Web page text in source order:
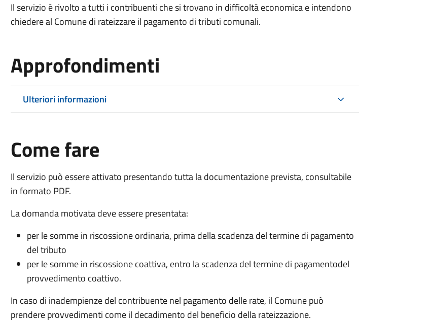
Il servizio è rivolto a tutti i contribuenti che si trovano in difficoltà economica e intendono
chiedere al Comune di rateizzare il pagamento di tributi comunali.
Approfondimenti
Ulteriori informazioni
Come fare
Il servizio può essere attivato presentando tutta la documentazione prevista, consultabile
in formato PDF.
La domanda motivata deve essere presentata:
per le somme in riscossione ordinaria, prima della scadenza del termine di pagamento
del tributo
per le somme in riscossione coattiva, entro la scadenza del termine di pagamentodel
provvedimento coattivo.
In caso di inadempienze del contribuente nel pagamento delle rate, il Comune può
prendere provvedimenti come il decadimento del beneficio della rateizzazione.